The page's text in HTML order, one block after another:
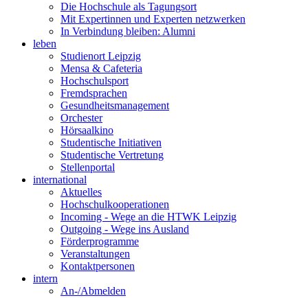
Die Hochschule als Tagungsort
Mit Expertinnen und Experten netzwerken
In Verbindung bleiben: Alumni
leben
Studienort Leipzig
Mensa & Cafeteria
Hochschulsport
Fremdsprachen
Gesundheitsmanagement
Orchester
Hörsaalkino
Studentische Initiativen
Studentische Vertretung
Stellenportal
international
Aktuelles
Hochschulkooperationen
Incoming - Wege an die HTWK Leipzig
Outgoing - Wege ins Ausland
Förderprogramme
Veranstaltungen
Kontaktpersonen
intern
An-/Abmelden